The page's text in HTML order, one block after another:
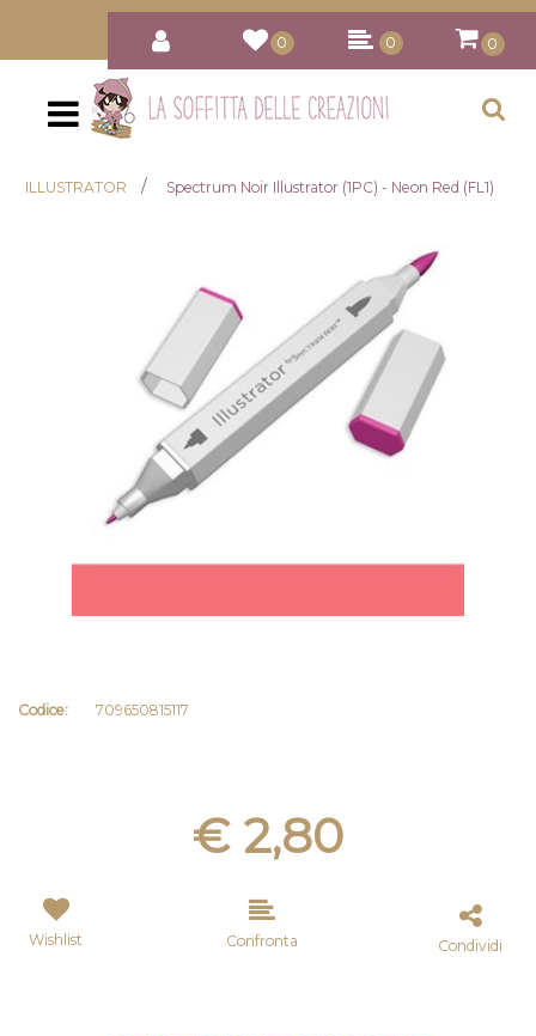
0 0 0
Open
ILLUSTRATOR Spectrum Noir Illustrator (1PC) - Neon Red (FL1)
Codice: 709650815117
€ 2,80
Wishlist Confronta Condividi